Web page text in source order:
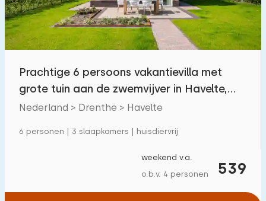
Prachtige 6 persoons vakantievilla met
grote tuin aan de zwemvijver in Havelte,
Drenthe
Nederland > Drenthe > Havelte
6 personen | 3 slaapkamers | huisdiervrij
539
weekend v.a.
o.b.v. 4 personen